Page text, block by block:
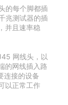
的每个脚都插
兆测试器的插
并且速率稳
网线头，以
的网线插入路
连接的设备
以正常工作